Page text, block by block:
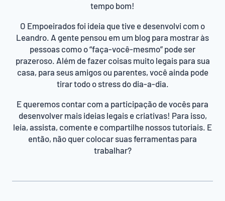
tempo bom!
O Empoeirados foi ideia que tive e desenvolvi com o
Leandro. A gente pensou em um blog para mostrar às
pessoas como o “faça-você-mesmo” pode ser
prazeroso. Além de fazer coisas muito legais para sua
casa, para seus amigos ou parentes, você ainda pode
tirar todo o stress do dia-a-dia.
E queremos contar com a participação de vocês para
desenvolver mais ideias legais e criativas! Para isso,
leia, assista, comente e compartilhe nossos tutoriais. E
então, não quer colocar suas ferramentas para
trabalhar?